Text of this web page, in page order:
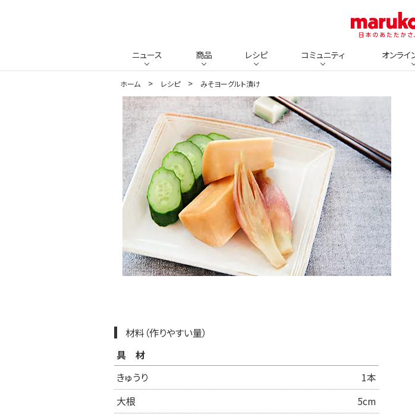
ニュース 商品 レシピ コミュニティ オンライ
ホーム レシピ みそヨーグルト漬け
材料（作りやすい量）
具材
きゅうり
1本
大根
5cm